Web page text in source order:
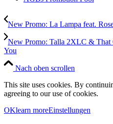
New Promo: La Lampa feat.
New Promo: Talla 2XLC & That
You
Nach oben scrollen
This site uses cookies. By
agreeing to our use of cookies.
OKlearn moreEinstellungen